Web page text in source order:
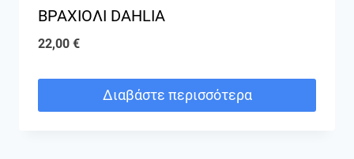
ΒΡΑΧΙΟΛΙ DAHLIA
22,00 €
Διαβάστε περισσότερα